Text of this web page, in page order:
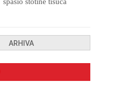
spasio stotine tisuća
ARHIVA